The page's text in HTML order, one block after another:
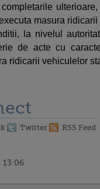
masura
la nivelul
de acte cu
ridicarii vehiculelor
Twitter RSS Feed
13:06